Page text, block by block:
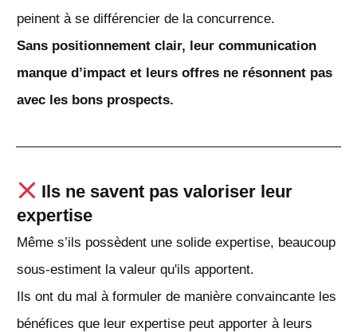
peinent à se différencier de la concurrence.
Sans positionnement clair, leur communication
manque d’impact et leurs offres ne résonnent pas
avec les bons prospects.
Ils ne savent pas valoriser leur
expertise
Même s’ils possèdent une solide expertise, beaucoup
sous-estiment la valeur qu'ils apportent.
Ils ont du mal à formuler de manière convaincante les
bénéfices que leur expertise peut apporter à leurs